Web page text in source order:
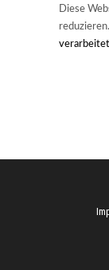
Diese
reduzieren.